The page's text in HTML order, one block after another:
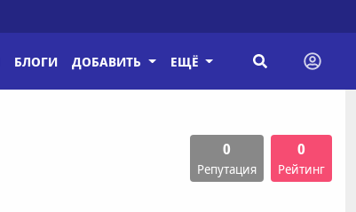
БЛОГИ ДОБАВИТЬ ЕЩЁ
0
Репутация
0
Рейтинг